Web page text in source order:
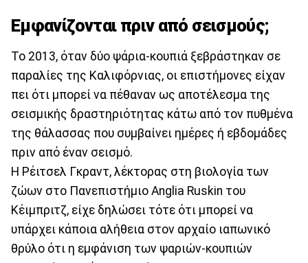
Εμφανίζονται πριν από σεισμούς;
Το 2013, όταν δύο ψάρια-κουπιά ξεβράστηκαν σε
παραλίες της Καλιφόρνιας, οι επιστήμονες είχαν
πει ότι μπορεί να πέθαναν ως αποτέλεσμα της
σεισμικής δραστηριότητας κάτω από τον πυθμένα
της θάλασσας που συμβαίνει ημέρες ή εβδομάδες
πριν από έναν σεισμό.
Η Ρέιτσελ Γκραντ, λέκτορας στη βιολογία των
ζώων στο Πανεπιστήμιο Anglia Ruskin του
Κέιμπριτζ, είχε δηλώσει τότε ότι μπορεί να
υπάρχει κάποια αλήθεια στον αρχαίο ιαπωνικό
θρύλο ότι η εμφάνιση των ψαριών-κουπιών